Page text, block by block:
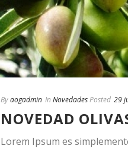
Byaogadmin In NovedadesPosted 29
NOVEDAD
Lorem Ipsum es